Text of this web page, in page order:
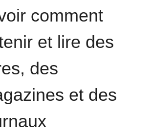
comment
et lire des
des
et des